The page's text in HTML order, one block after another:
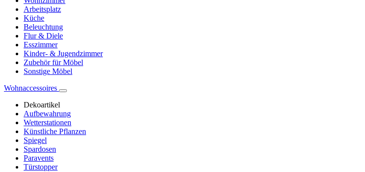
Arbeitsplatz
Küche
Beleuchtung
Flur & Diele
Esszimmer
Kinder- & Jugendzimmer
Zubehör für Möbel
Sonstige Möbel
Wohnaccessoires
Dekoartikel
Aufbewahrung
Wetterstationen
Künstliche Pflanzen
Spiegel
Spardosen
Paravents
Türstopper